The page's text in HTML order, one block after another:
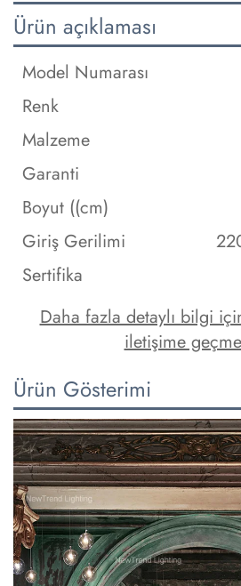
Ürün açıklaması
Model Numarası
Renk
Malzeme
Garanti
Boyut ((cm)
Giriş Gerilimi
Sertifika
Daha fazla detaylı bilgi
iletişime
Ürün Gösterimi